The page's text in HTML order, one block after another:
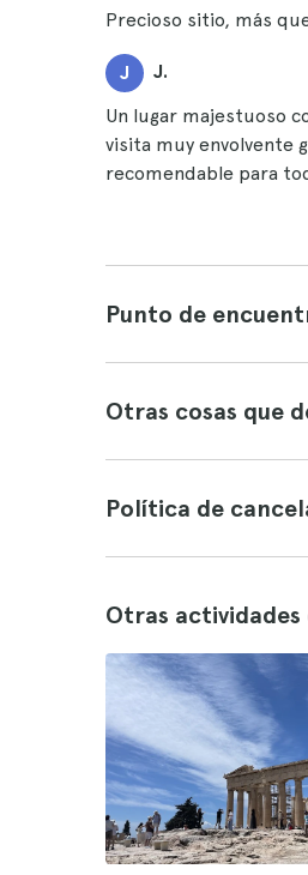
Precioso sitio, más
J J.
Un lugar majestuoso
visita muy envolvente
recomendable para
Punto de
Otras cosas que
Política de
Otras actividades